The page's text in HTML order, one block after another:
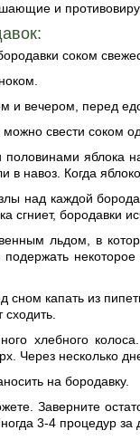
и
соком
и вечером, перед
свести соком
яблока
в навоз. Когда
над каждой
сгниет, бородавки
льдом, в
сном капать из
хлебного
Через несколько
на бородавку.
Заверните
3-4 процедур за